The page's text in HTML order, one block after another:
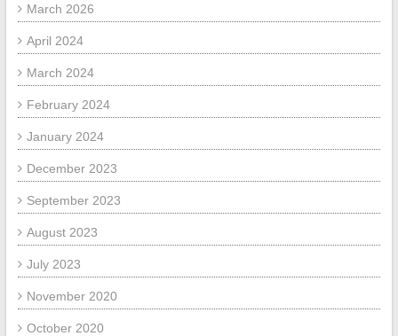
March 2026
April 2024
March 2024
February 2024
January 2024
December 2023
September 2023
August 2023
July 2023
November 2020
October 2020